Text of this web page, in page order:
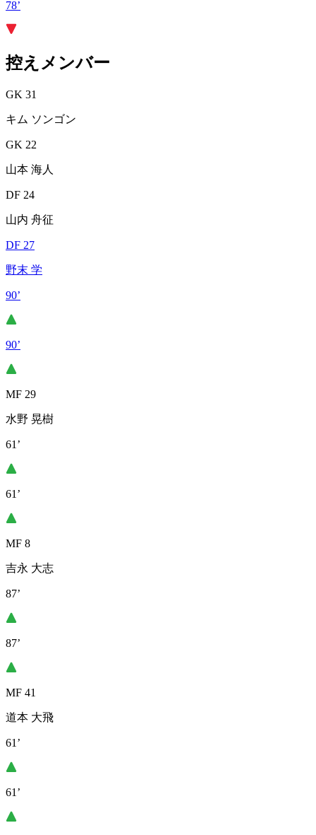
78’
控えメンバー
GK 31
キム ソンゴン
GK 22
山本 海人
DF 24
山内 舟征
DF 27
野末 学
90’
90’
MF 29
水野 晃樹
61’
61’
MF 8
吉永 大志
87’
87’
MF 41
道本 大飛
61’
61’